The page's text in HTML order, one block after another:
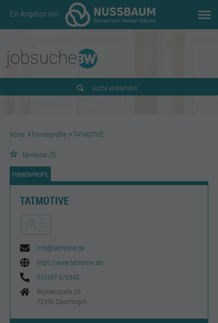
Ein Angebot von
Suche einblenden
Home Firmenprofile TATMOTIVE
Merkliste (0)
FIRMENPROFIL
TATMOTIVE
info@tatmotive.de
https://www.tatmotive.de/
033397 676540
Blumenstraße 20
72356 Dautmergen